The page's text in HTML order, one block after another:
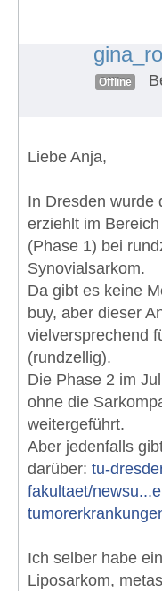
Offline
Liebe Anja,
In Dresden wurde
erziehlt im
(Phase 1) bei
Synovialsarkom.
Da gibt es keine
buy, aber dieser
vielversprechend
(rundzellig).
Die Phase 2 im
ohne die
weitergeführt.
Aber jedenfalls
darüber: tu-
fakultaet/
Ich selber habe
Liposarkom,